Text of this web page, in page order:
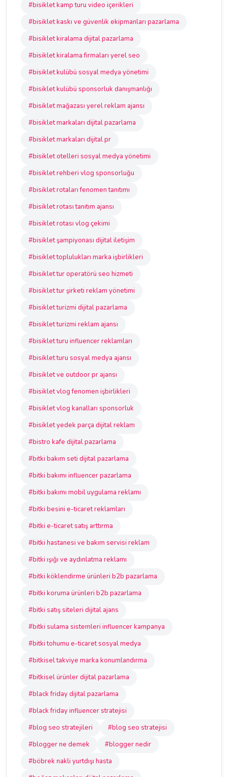
#bisiklet kamp turu video içerikleri
#bisiklet kaskı ve güvenlik ekipmanları pazarlama
#bisiklet kiralama dijital pazarlama
#bisiklet kiralama firmaları yerel seo
#bisiklet kulübü sosyal medya yönetimi
#bisiklet kulübü sponsorluk danışmanlığı
#bisiklet mağazası yerel reklam ajansı
#bisiklet markaları dijital pazarlama
#bisiklet markaları dijital pr
#bisiklet otelleri sosyal medya yönetimi
#bisiklet rehberi vlog sponsorluğu
#bisiklet rotaları fenomen tanıtımı
#bisiklet rotası tanıtım ajansı
#bisiklet rotası vlog çekimi
#bisiklet şampiyonası dijital iletişim
#bisiklet toplulukları marka işbirlikleri
#bisiklet tur operatörü seo hizmeti
#bisiklet tur şirketi reklam yönetimi
#bisiklet turizmi dijital pazarlama
#bisiklet turizmi reklam ajansı
#bisiklet turu influencer reklamları
#bisiklet turu sosyal medya ajansı
#bisiklet ve outdoor pr ajansı
#bisiklet vlog fenomen işbirlikleri
#bisiklet vlog kanalları sponsorluk
#bisiklet yedek parça dijital reklam
#bistro kafe dijital pazarlama
#bitki bakım seti dijital pazarlama
#bitki bakımı influencer pazarlama
#bitki bakımı mobil uygulama reklamı
#bitki besini e-ticaret reklamları
#bitki e-ticaret satış arttırma
#bitki hastanesi ve bakım servisi reklam
#bitki ışığı ve aydınlatma reklamı
#bitki köklendirme ürünleri b2b pazarlama
#bitki koruma ürünleri b2b pazarlama
#bitki satış siteleri dijital ajans
#bitki sulama sistemleri influencer kampanya
#bitki tohumu e-ticaret sosyal medya
#bitkisel takviye marka konumlandırma
#bitkisel ürünler dijital pazarlama
#black friday dijital pazarlama
#black friday influencer stratejisi
#blog seo stratejileri
#blog seo stratejisi
#blogger ne demek
#blogger nedir
#böbrek nakli yurtdışı hasta